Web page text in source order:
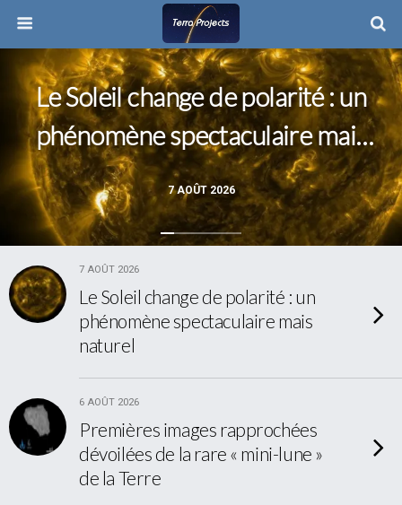
7 AOÛT 2026
Le Soleil change de polarité : un
phénomène spectaculaire mais
naturel
7 AOÛT 2026
Le Soleil change de polarité : un
phénomène spectaculaire mais
naturel
6 AOÛT 2026
Premières images rapprochées
dévoilées de la rare « mini-lune »
de la Terre